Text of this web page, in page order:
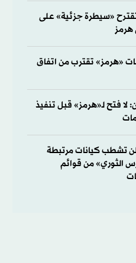
«سيطرة جزئية» على
«هرمز» تقترب من اتفاق
لا فتح لـ«هرمز» قبل تنفيذ
تشطب كيانات مرتبطة
الثوري» من قوائم